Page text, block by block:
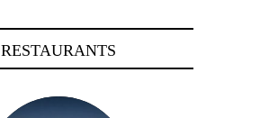
RESTAURANTS